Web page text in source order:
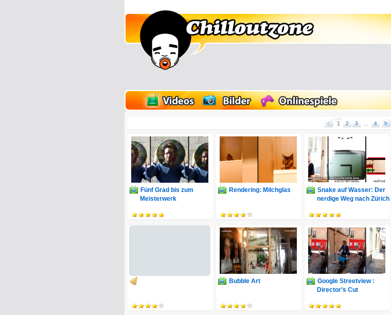
1 2 3 4
Fünf Grad bis zum
Meisterwerk
Rendering: Milchglas
Snake auf Wasser: Der
nerdige Weg nach Zürich
Bubble Art
Google Streetview :
Director’s Cut